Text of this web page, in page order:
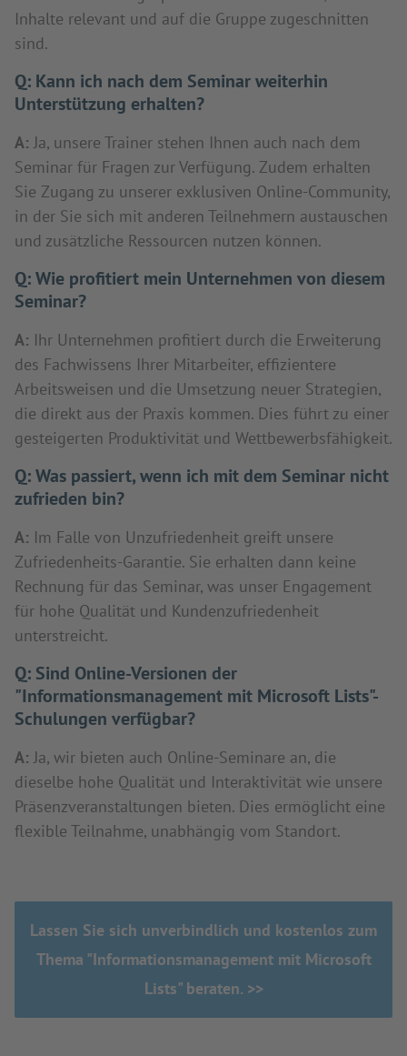
Inhalte relevant und auf die Gruppe zugeschnitten
sind.
Q: Kann ich nach dem Seminar weiterhin
Unterstützung erhalten?
A: Ja, unsere Trainer stehen Ihnen auch nach dem
Seminar für Fragen zur Verfügung. Zudem erhalten
Sie Zugang zu unserer exklusiven Online-Community,
in der Sie sich mit anderen Teilnehmern austauschen
und zusätzliche Ressourcen nutzen können.
Q:Wie profitiert mein Unternehmen von diesem
Seminar?
A: Ihr Unternehmen profitiert durch die Erweiterung
des Fachwissens Ihrer Mitarbeiter, effizientere
Arbeitsweisen und die Umsetzung neuer Strategien,
die direkt aus der Praxis kommen. Dies führt zu einer
gesteigerten Produktivität und Wettbewerbsfähigkeit.
Q:Was passiert, wenn ich mit dem Seminar nicht
zufrieden bin?
A: Im Falle von Unzufriedenheit greift unsere
Zufriedenheits-Garantie. Sie erhalten dann keine
Rechnung für das Seminar, was unser Engagement
für hohe Qualität und Kundenzufriedenheit
unterstreicht.
Q: Sind Online-Versionen der
"Informationsmanagement mit Microsoft Lists"-
Schulungen verfügbar?
A: Ja, wir bieten auch Online-Seminare an, die
dieselbe hohe Qualität und Interaktivität wie unsere
Präsenzveranstaltungen bieten. Dies ermöglicht eine
flexible Teilnahme, unabhängig vom Standort.
Lassen Sie sich unverbindlich und kostenlos zum
Thema "Informationsmanagement mit Microsoft
Lists" beraten. >>